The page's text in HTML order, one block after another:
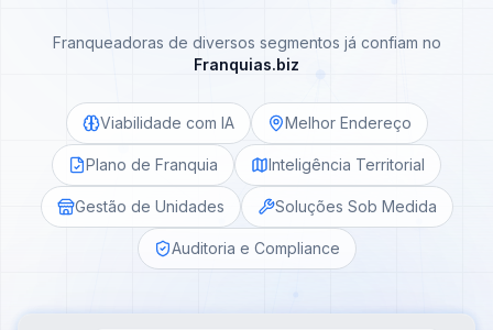
Franqueadoras de diversos segmentos já confiam no
Franquias.biz
Viabilidade com IA Melhor Endereço
Plano de Franquia Inteligência Territorial
Gestão de Unidades Soluções Sob Medida
Auditoria e Compliance